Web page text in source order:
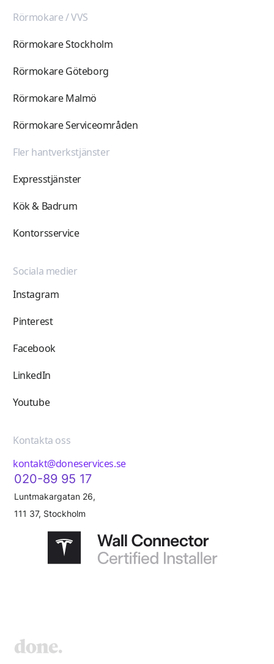
Rörmokare / VVS
Rörmokare Stockholm
Rörmokare Göteborg
Rörmokare Malmö
Rörmokare Serviceområden
Fler hantverkstjänster
Expresstjänster
Kök & Badrum
Kontorsservice
Sociala medier
Instagram
Pinterest
Facebook
LinkedIn
Youtube
Kontakta oss
kontakt@doneservices.se
020-89 95 17
Luntmakargatan 26,
111 37, Stockholm